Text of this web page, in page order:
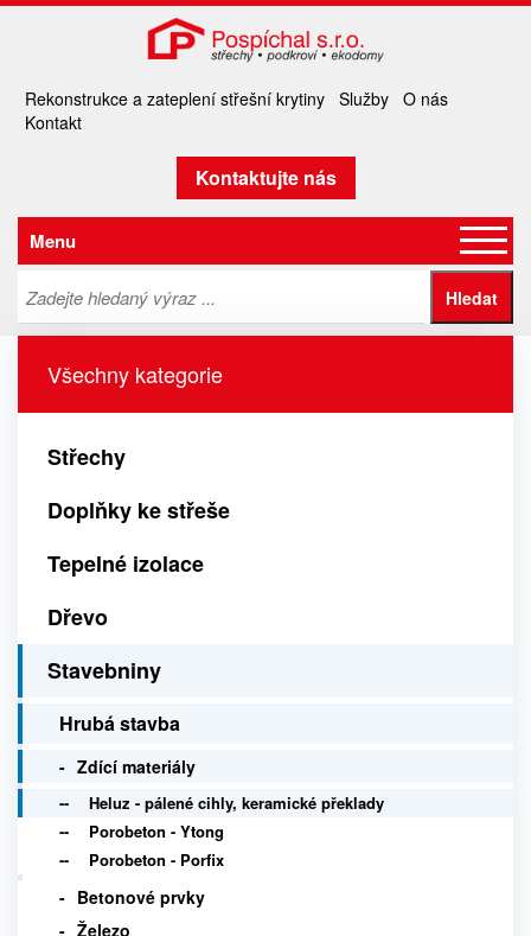
Rekonstrukce a zateplení střešní krytiny Služby O nás
Kontakt
Kontaktujte nás
Menu
Všechny kategorie
Střechy
Doplňky ke střeše
Tepelné izolace
Dřevo
Stavebniny
Hrubá stavba
Zdící materiály
Heluz - pálené cihly, keramické překlady
Porobeton - Ytong
Porobeton - Porfix
Betonové prvky
Železo